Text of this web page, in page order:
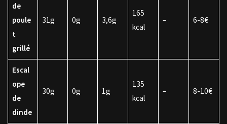
de
poule
t
grillé
31g 0g 3,6g
165
kcal
– 6-8€
Escal
ope
de
dinde
30g 0g 1g
135
kcal
– 8-10€